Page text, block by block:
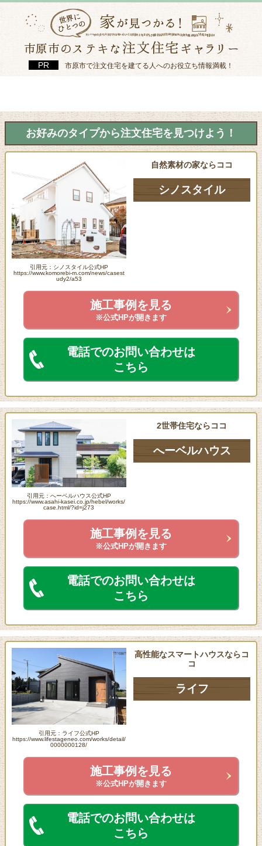
市原市で注文住宅を建てる人へのお役立ち情報満載！
お好みのタイプから注文住宅を見つけよう！
自然素材の家ならココ
シノスタイル
引用元：シノスタイル公式HP
https://www.komorebi-m.com/news/casest
udy2/a53
施工事例を見る
※公式HPが開きます
電話でのお問い合わせは
こちら
2世帯住宅ならココ
へーベルハウス
引用元：へーベルハウス公式HP
https://www.asahi-kasei.co.jp/hebel/works/
case.html/?id=j273
施工事例を見る
※公式HPが開きます
電話でのお問い合わせは
こちら
高性能なスマートハウスならコ
コ
ライフ
引用元：ライフ公式HP
https://www.lifestageneo.com/works/detail/
0000000128/
施工事例を見る
※公式HPが開きます
電話でのお問い合わせは
こちら